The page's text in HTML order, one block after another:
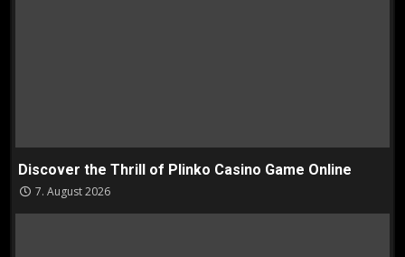
Discover the Thrill of Plinko Casino Game Online
7. August 2026